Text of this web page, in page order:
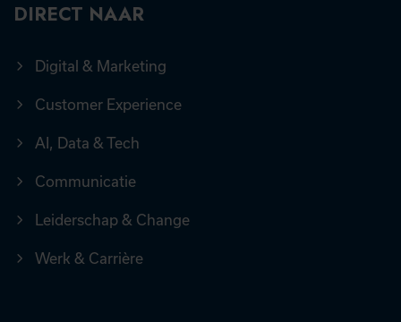
DIRECT NAAR
Digital & Marketing
Customer Experience
AI, Data & Tech
Communicatie
Leiderschap & Change
Werk & Carrière